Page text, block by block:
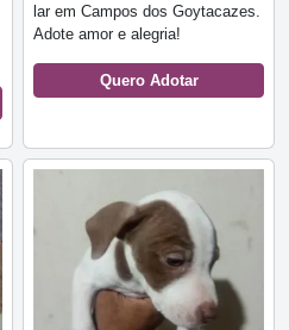
lar em Campos dos Goytacazes.
Adote amor e alegria!
Quero Adotar